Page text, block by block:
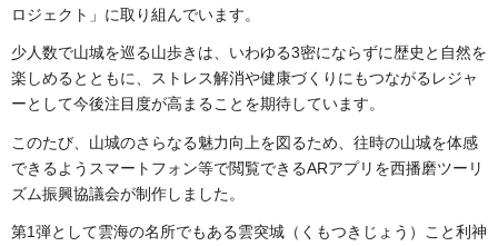
ロジェクト」に取り組んでいます。
少人数で山城を巡る山歩きは、いわゆる3密にならずに歴史と自然を
楽しめるとともに、ストレス解消や健康づくりにもつながるレジャ
ーとして今後注目度が高まることを期待しています。
このたび、山城のさらなる魅力向上を図るため、往時の山城を体感
できるようスマートフォン等で閲覧できるARアプリを西播磨ツーリ
ズム振興協議会が制作しました。
第1弾として雲海の名所でもある雲突城（くもつきじょう）
こと利神